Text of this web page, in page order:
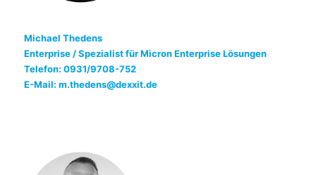
Michael Thedens
Enterprise / Spezialist für Micron Enterprise Lösungen
Telefon: 0931/9708-752
E-Mail: m.thedens@dexxit.de